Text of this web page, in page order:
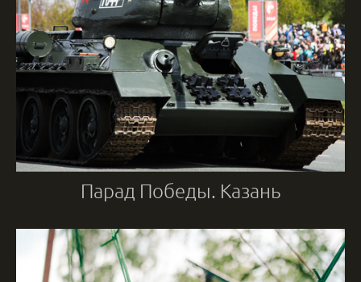
Парад Победы. Казань